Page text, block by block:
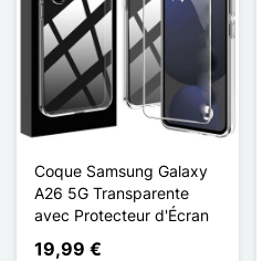
Coque Samsung Galaxy
A26 5G Transparente
avec Protecteur d'Écran
19,99 €